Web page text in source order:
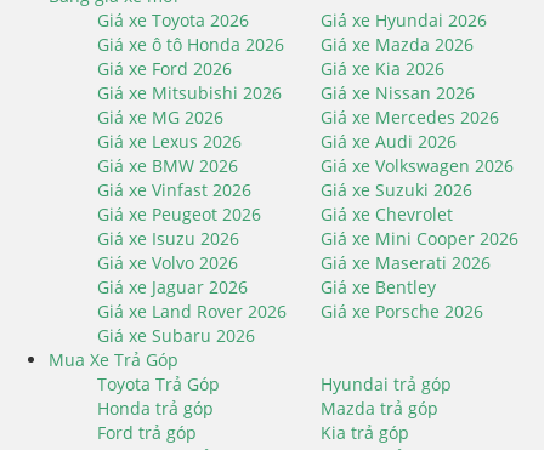
Giá xe Toyota 2026
Giá xe Hyundai 2026
Giá xe ô tô Honda 2026
Giá xe Mazda 2026
Giá xe Ford 2026
Giá xe Kia 2026
Giá xe Mitsubishi 2026
Giá xe Nissan 2026
Giá xe MG 2026
Giá xe Mercedes 2026
Giá xe Lexus 2026
Giá xe Audi 2026
Giá xe BMW 2026
Giá xe Volkswagen 2026
Giá xe Vinfast 2026
Giá xe Suzuki 2026
Giá xe Peugeot 2026
Giá xe Chevrolet
Giá xe Isuzu 2026
Giá xe Mini Cooper 2026
Giá xe Volvo 2026
Giá xe Maserati 2026
Giá xe Jaguar 2026
Giá xe Bentley
Giá xe Land Rover 2026
Giá xe Porsche 2026
Giá xe Subaru 2026
Mua Xe Trả Góp
Toyota Trả Góp
Hyundai trả góp
Honda trả góp
Mazda trả góp
Ford trả góp
Kia trả góp